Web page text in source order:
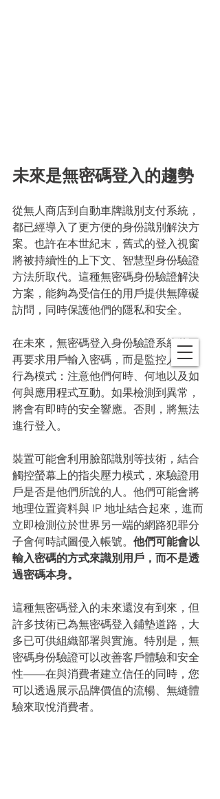
未來是無密碼登入的趨勢
從無人商店到自動車牌識別支付系統，
都已經導入了更方便的身份識別解決方
案。也許在本世紀末，舊式的登入視窗
將被持續性的上下文、智慧型身份驗證
方法所取代。這種無密碼身份驗證解決
方案，能夠為受信任的用戶提供無障礙
訪問，同時保護他們的隱私和安全。
在未來，無密碼登入身份驗證系統將不
再要求用戶輸入密碼，而是監控人們的
行為模式：注意他們何時、何地以及如
何與應用程式互動。如果檢測到異常，
將會有即時的安全響應。否則，將無法
進行登入。
裝置可能會利用臉部識別等技術，結合
觸控螢幕上的指尖壓力模式，來驗證用
戶是否是他們所說的人。他們可能會將
地理位置資料與 IP 地址結合起來，進而
立即檢測位於世界另一端的網路犯罪分
子會何時試圖侵入帳號。 他們可能會以
輸入密碼的方式來識別用戶，而不是透
過密碼本身。
這種無密碼登入的未來還沒有到來，但
許多技術已為無密碼登入鋪墊道路，大
多已可供組織部署與實施。特別是，無
密碼身份驗證可以改善客戶體驗和安全
性——在與消費者建立信任的同時，您
可以透過展示品牌價值的流暢、無縫體
驗來取悅消費者。